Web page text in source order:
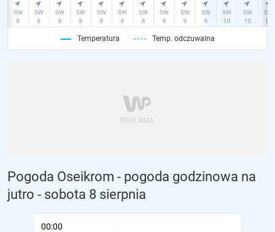
Temperatura Temp. odczuwalna
Pogoda Oseikrom - pogoda godzinowa na
jutro - sobota 8 sierpnia
00:00